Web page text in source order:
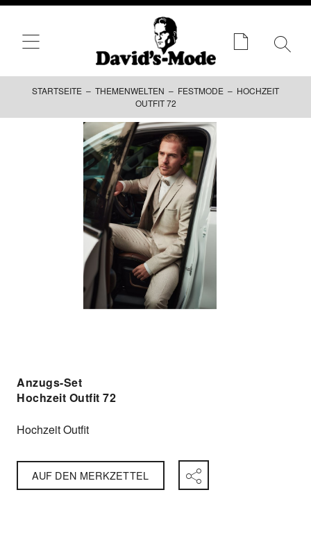
STARTSEITE – THEMENWELTEN – FESTMODE – HOCHZEIT
OUTFIT 72
Anzugs-Set
Hochzeit Outfit 72
Hochzeit Outfit
AUF DEN MERKZETTEL